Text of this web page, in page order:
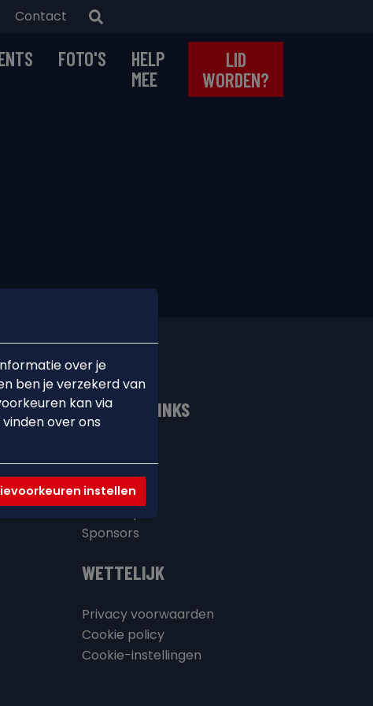
Contact
FOTO'S
HELP
MEE
LID
WORDEN?
NUTTIGE LINKS
FAQ
Sponsors
WETTELIJK
Privacy voorwaarden
Cookie policy
Cookie-instellingen
over je
ben je verzekerd van
kan via
over ons
instellen